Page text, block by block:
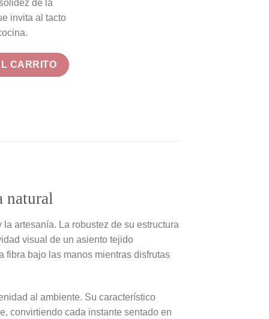
€.190,00 €.
de la
invita al tacto
Tejido Wishbone cantidad
CARRITO
natural
artesanía. La robustez de su estructura
visual de un asiento tejido
fibra bajo las manos mientras disfrutas
al ambiente. Su característico
convirtiendo cada instante sentado en